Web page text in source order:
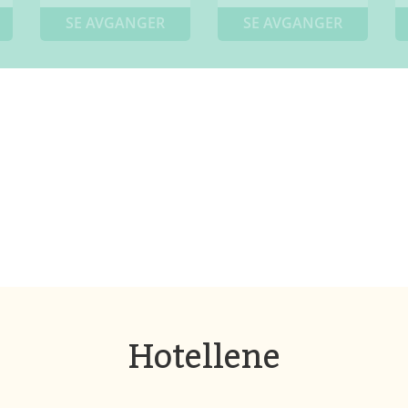
SE AVGANGER SE AVGANGER
Hotellene